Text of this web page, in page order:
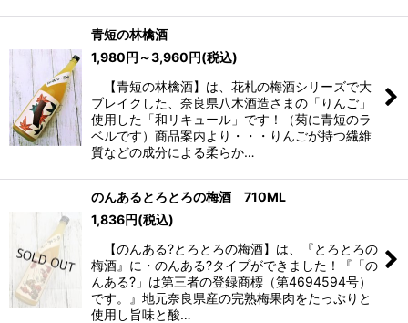
青短の林檎酒
1,980円 ～3,960円(税込)
【青短の林檎酒】は、花札の梅酒シリーズで大
ブレイクした、奈良県八木酒造さまの「りんご」
使用した「和リキュール」です！（菊に青短のラ
ベルです）商品案内より・・・りんごが持つ繊維
質などの成分による柔らか…
のんあるとろとろの梅酒 710ML
1,836円(税込)
【のんある?とろとろの梅酒】は、『とろとろの
梅酒』に・のんある?タイプができました！『「の
んある?」は第三者の登録商標（第4694594号）
です。』地元奈良県産の完熟梅果肉をたっぷりと
使用し旨味と酸…